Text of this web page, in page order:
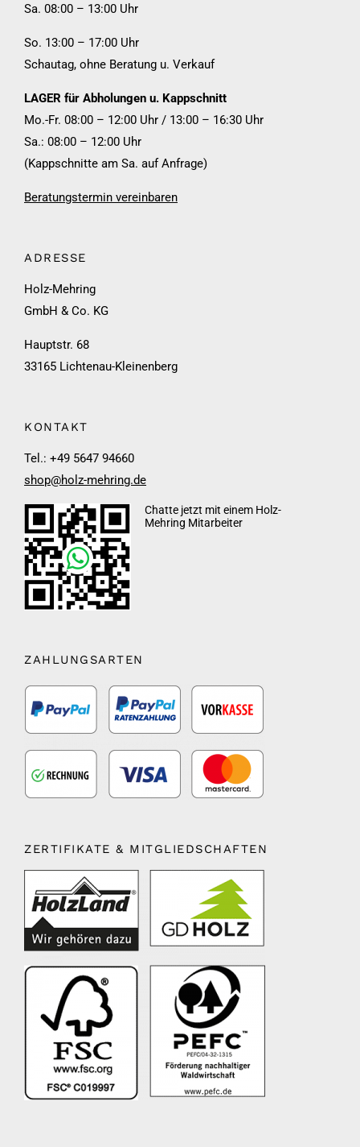
Sa. 08:00 – 13:00 Uhr
So. 13:00 – 17:00 Uhr
Schautag, ohne Beratung u. Verkauf
LAGER für Abholungen u. Kappschnitt
Mo.-Fr. 08:00 – 12:00 Uhr / 13:00 – 16:30 Uhr
Sa.: 08:00 – 12:00 Uhr
(Kappschnitte am Sa. auf Anfrage)
Beratungstermin vereinbaren
ADRESSE
Holz-Mehring
GmbH & Co. KG
Hauptstr. 68
33165 Lichtenau-Kleinenberg
KONTAKT
Tel.: +49 5647 94660
shop@holz-mehring.de
Chatte jetzt mit einem Holz-
Mehring Mitarbeiter
ZAHLUNGSARTEN
ZERTIFIKATE & MITGLIEDSCHAFTEN